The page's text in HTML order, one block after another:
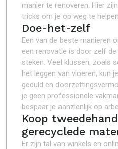
manier te renoveren. Hier
tricks om je op weg te
Doe-het-zelf
Een van de beste manieren
een renovatie is door zelf
steken. Veel klussen, zoals
het leggen van vloeren, kun
geduld en
je geen professionele
bespaar je aanzienlijk op
Koop
gerecyclede
Er zijn tal van winkels en